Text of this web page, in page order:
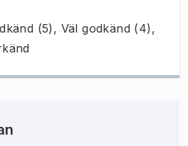
(5), Väl godkänd (4),